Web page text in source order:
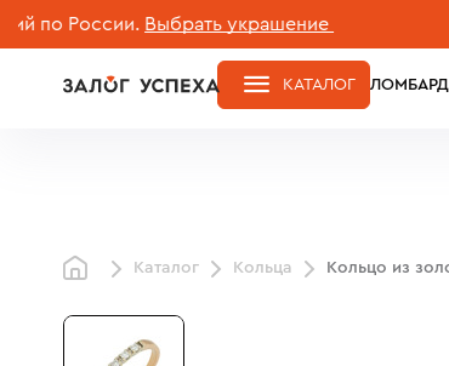
России. Выбрать украшение
ЛОМБАРД
КАТАЛОГ
Каталог Кольца Кольцо из